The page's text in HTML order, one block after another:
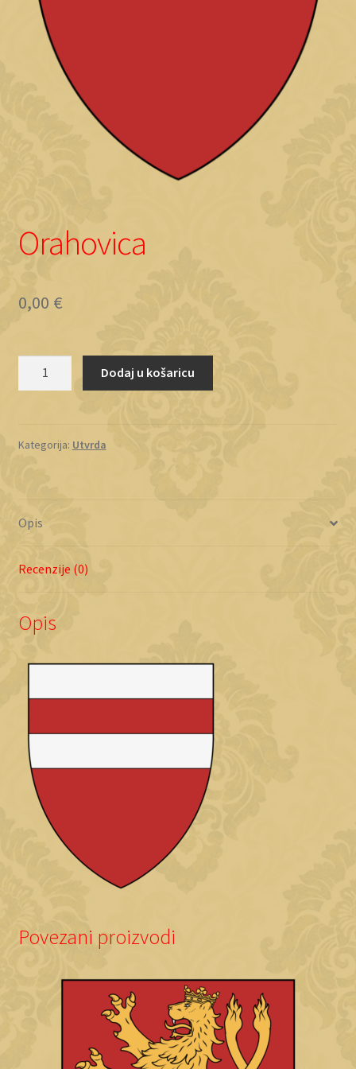
Objave
Orahovica
0,00 €
Dodaj u košaricu
Kategorija: Utvrda
Opis
Recenzije (0)
Opis
Povezani proizvodi